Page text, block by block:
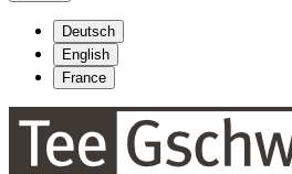
Deutsch
English
France